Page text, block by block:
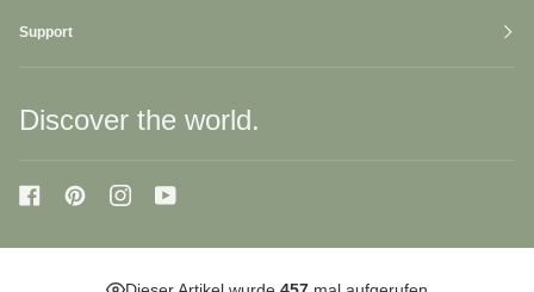
Support
Discover the world.